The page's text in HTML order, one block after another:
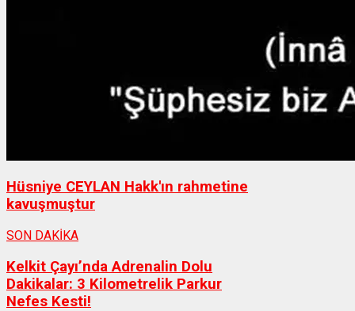
Hüsniye CEYLAN Hakk'ın rahmetine
kavuşmuştur
SON DAKİKA
Kelkit Çayı’nda Adrenalin Dolu
Dakikalar: 3 Kilometrelik Parkur
Nefes Kesti!